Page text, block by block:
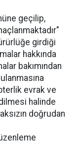
geçilip,
girdiği
hakkında
bakımından
evrak ve
halinde
doğrudan